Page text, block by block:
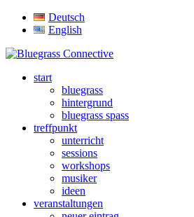
Deutsch
English
start
bluegrass
hintergrund
bluegrass spass
treffpunkt
unterricht
sessions
workshops
musiker
ideen
veranstaltungen